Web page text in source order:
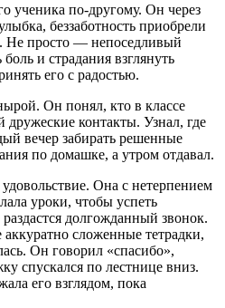
ученика по-другому. Он через
беззаботность приобрели
Не просто — непоседливый
и страдания взглянуть
его с радостью.
Он понял, кто в классе
контакты. Узнал, где
вечер забирать решенные
по домашке, а утром отдавал.
Она с нетерпением
уроки, чтобы успеть
долгожданный звонок.
сложенные тетрадки,
Он говорил «спасибо»,
спускался по лестнице вниз.
его взглядом, пока